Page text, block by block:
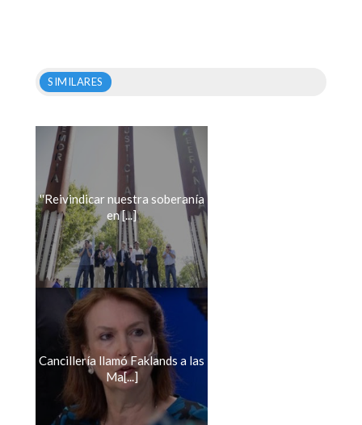
SIMILARES
''Reivindicar nuestra soberanía
en [...]
Cancillería llamó Faklands a las
Ma[...]